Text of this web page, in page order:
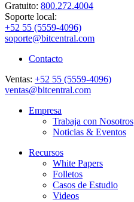
Gratuito: 800.272.4004
Soporte local:
+52 55 (5559-4096)
soporte@bitcentral.com
Contacto
Ventas: +52 55 (5559-4096)
ventas@bitcentral.com
Empresa
Trabaja con Nosotros
Noticias & Eventos
Recursos
White Papers
Folletos
Casos de Estudio
Videos